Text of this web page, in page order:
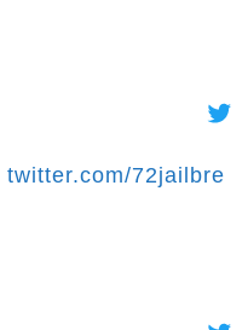
twitter.com/72jailbre